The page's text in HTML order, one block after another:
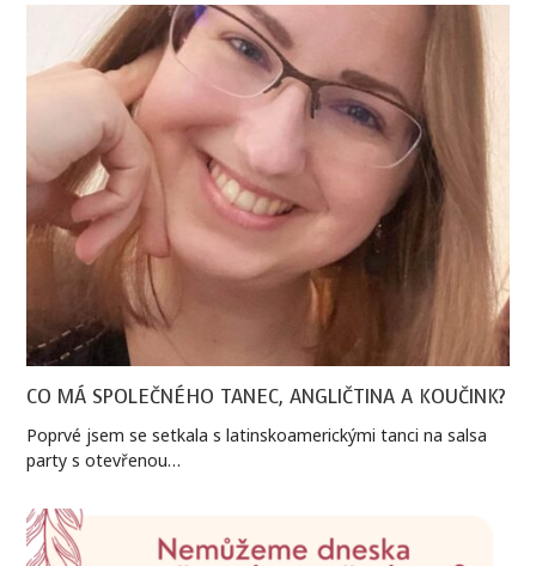
CO MÁ SPOLEČNÉHO TANEC, ANGLIČTINA A KOUČINK?
Poprvé jsem se setkala s latinskoamerickými tanci na salsa
party s otevřenou…